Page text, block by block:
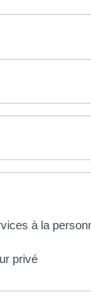
à la
privé